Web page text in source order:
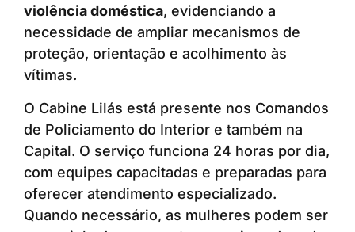
violência doméstica, evidenciando a
necessidade de ampliar mecanismos de
proteção, orientação e acolhimento às
vítimas.
O Cabine Lilás está presente nos Comandos
de Policiamento do Interior e também na
Capital. O serviço funciona 24 horas por dia,
com equipes capacitadas e preparadas para
oferecer atendimento especializado.
Quando necessário, as mulheres podem ser